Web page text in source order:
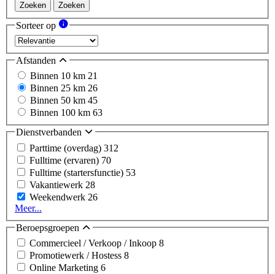
Zoeken Zoeken
Sorteer op
Afstanden
Binnen 10 km 21
Binnen 25 km 26
Binnen 50 km 45
Binnen 100 km 63
Dienstverbanden
Parttime (overdag) 312
Fulltime (ervaren) 70
Fulltime (startersfunctie) 53
Vakantiewerk 28
Weekendwerk 26
Meer...
Beroepsgroepen
Commercieel / Verkoop / Inkoop 8
Promotiewerk / Hostess 8
Online Marketing 6